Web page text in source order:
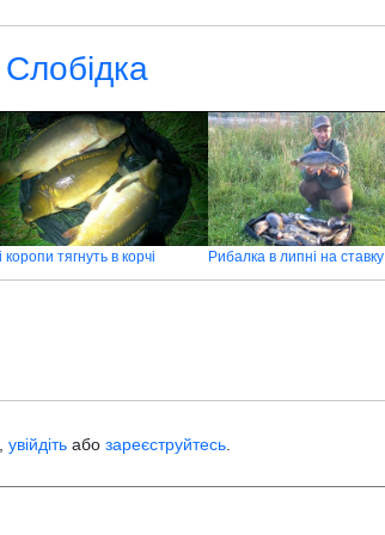
Слобідка
коропи тягнуть в корчі Рибалка в липні на ставку
увійдіть або зареєструйтесь